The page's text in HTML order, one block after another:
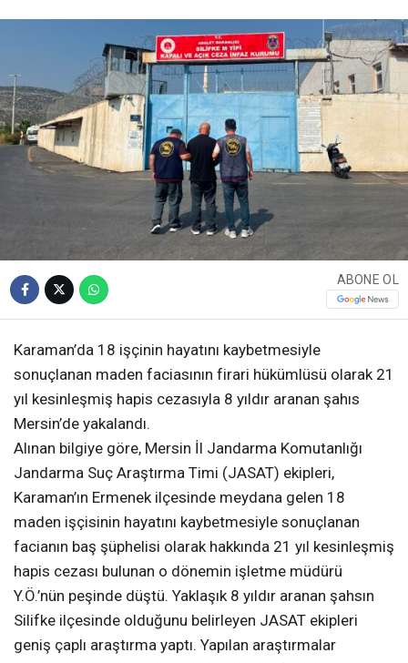
ABONE OL
Karaman’da 18 işçinin hayatını kaybetmesiyle
sonuçlanan maden faciasının firari hükümlüsü olarak 21
yıl kesinleşmiş hapis cezasıyla 8 yıldır aranan şahıs
Mersin’de yakalandı.
Alınan bilgiye göre, Mersin İl Jandarma Komutanlığı
Jandarma Suç Araştırma Timi (JASAT) ekipleri,
Karaman’ın Ermenek ilçesinde meydana gelen 18
maden işçisinin hayatını kaybetmesiyle sonuçlanan
facianın baş şüphelisi olarak hakkında 21 yıl kesinleşmiş
hapis cezası bulunan o dönemin işletme müdürü
Y.Ö.’nün peşinde düştü. Yaklaşık 8 yıldır aranan şahsın
Silifke ilçesinde olduğunu belirleyen JASAT ekipleri
geniş çaplı araştırma yaptı. Yapılan araştırmalar